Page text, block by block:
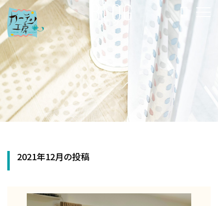
BLOG
ブログ
2021年12月の投稿